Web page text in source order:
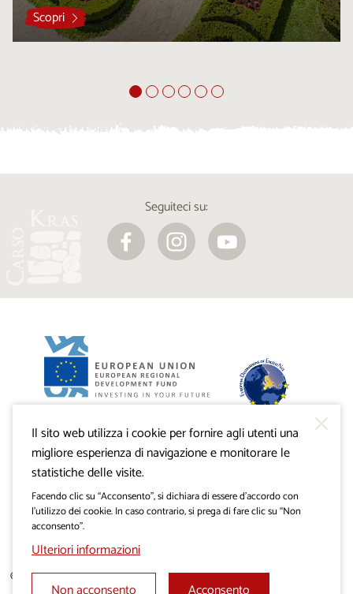
Scopri
Seguiteci su:
regionale dell’Unione Europea.
© 2019 - 2026 visitkras.info. Tutti i diritti sono riservati.
Il sito web utilizza i cookie per fornire agli utenti una
migliore esperienza di navigazione e monitorare le
statistiche delle visite.
Facendo clic su “Acconsento”, si dichiara di essere d’accordo con
l’utilizzo dei cookie. In caso contrario, si prega di fare clic su “Non
acconsento”.
Ulteriori informazioni